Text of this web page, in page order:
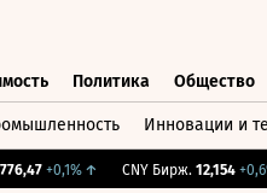
Политика Общество
Инновации и
+0,1%↑ CNY Бирж. 12,154 +0,6%